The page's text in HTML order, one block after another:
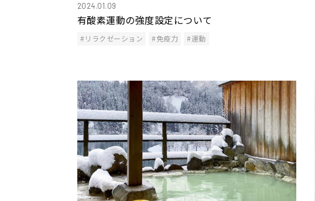
2024.01.09
有酸素運動の強度設定について
#リラクゼーション #免疫力 #運動